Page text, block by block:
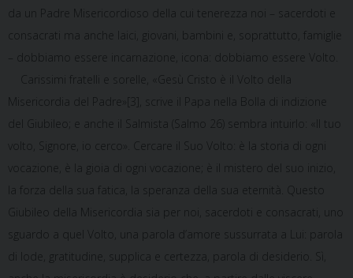
da un Padre Misericordioso della cui tenerezza noi – sacerdoti e
consacrati ma anche laici, giovani, bambini e, soprattutto, famiglie
– dobbiamo essere incarnazione, icona: dobbiamo essere Volto.
Carissimi fratelli e sorelle, «Gesù Cristo è il Volto della
Misericordia del Padre»[3], scrive il Papa nella Bolla di indizione
del Giubileo; e anche il Salmista (Salmo 26) sembra intuirlo: «Il tuo
volto, Signore, io cerco». Cercare il Suo Volto: è la storia di ogni
vocazione, è la gioia di ogni vocazione; è il mistero del suo inizio,
la forza della sua fatica, la speranza della sua eternità. Questo
Giubileo della Misericordia sia per noi, sacerdoti e consacrati, uno
sguardo a quel Volto, una parola d’amore sussurrata a Lui: parola
di lode, gratitudine, supplica e certezza, parola di desiderio. Sì,